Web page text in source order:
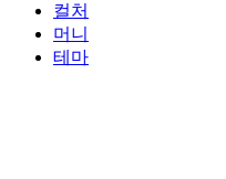
컬처
머니
테마